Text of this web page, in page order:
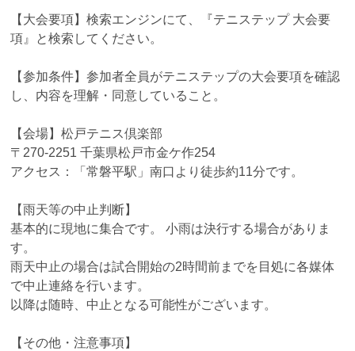
【大会要項】検索エンジンにて、『テニステップ 大会要
項』と検索してください。
【参加条件】参加者全員がテニステップの大会要項を確認
し、内容を理解・同意していること。
【会場】松戸テニス倶楽部
〒270-2251 千葉県松戸市金ケ作254
アクセス：「常磐平駅」南口より徒歩約11分です。
【雨天等の中止判断】
基本的に現地に集合です。 小雨は決行する場合がありま
す。
雨天中止の場合は試合開始の2時間前までを目処に各媒体
で中止連絡を行います。
以降は随時、中止となる可能性がございます。
【その他・注意事項】